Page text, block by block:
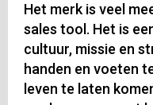
Het merk is veel
sales tool. Het is
cultuur, missie en
handen en voeten
leven te laten